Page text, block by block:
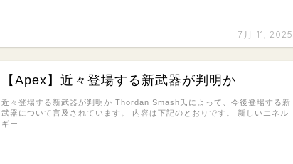
7月 11, 2025
【Apex】近々登場する新武器が判明か
近々登場する新武器が判明か Thordan Smash氏によって、今後登場する新
武器について言及されています。 内容は下記のとおりです。 新しいエネル
ギー …